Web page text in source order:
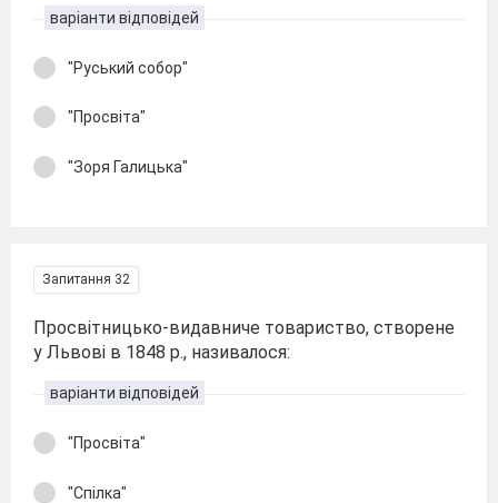
варіанти відповідей
"Руський собор"
"Просвіта"
"Зоря Галицька"
Запитання 32
Просвітницько-видавниче товариство, створене
у Львові в 1848 р., називалося:
варіанти відповідей
"Просвіта"
"Спілка"